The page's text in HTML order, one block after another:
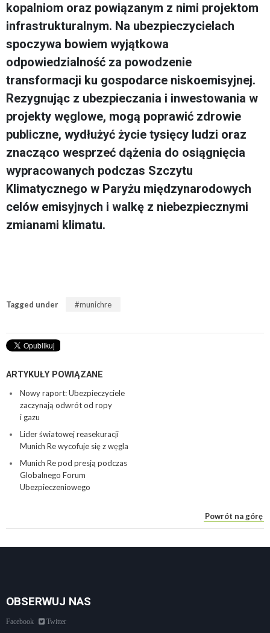
kopalniom oraz powiązanym z nimi projektom
infrastrukturalnym. Na ubezpieczycielach
spoczywa bowiem wyjątkowa
odpowiedzialność za powodzenie
transformacji ku gospodarce niskoemisyjnej.
Rezygnując z ubezpieczania i inwestowania w
projekty węglowe, mogą poprawić zdrowie
publiczne, wydłużyć życie tysięcy ludzi oraz
znacząco wesprzeć dążenia do osiągnięcia
wypracowanych podczas Szczytu
Klimatycznego w Paryżu międzynarodowych
celów emisyjnych i walkę z niebezpiecznymi
zmianami klimatu.
Tagged under munichre
ARTYKUŁY POWIĄZANE
Nowy raport: Ubezpieczyciele
zaczynają odwrót od ropy
i gazu
Lider światowej reasekuracji
Munich Re wycofuje się z węgla
Munich Re pod presją podczas
Globalnego Forum
Ubezpieczeniowego
Powrót na górę
OBSERWUJ NAS
Facebook Twitter